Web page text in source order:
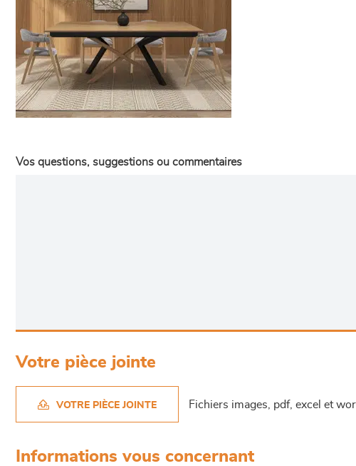
Vos questions, suggestions ou commentaires
Votre pièce jointe
VOTRE PIÈCE JOINTE Fichiers images, pdf, excel et
Informations vous concernant